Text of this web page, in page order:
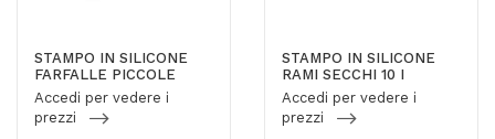
STAMPO IN SILICONE
FARFALLE PICCOLE
Accedi per vedere i
prezzi
STAMPO IN SILICONE
RAMI SECCHI 10 I
Accedi per vedere i
prezzi